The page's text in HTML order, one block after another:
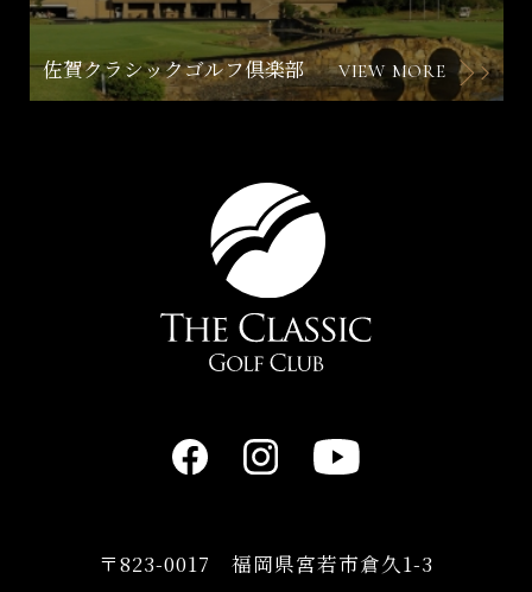
〒823-0017 福岡県宮若市倉久1-3
佐賀クラシックゴルフ倶楽部 VIEW MORE